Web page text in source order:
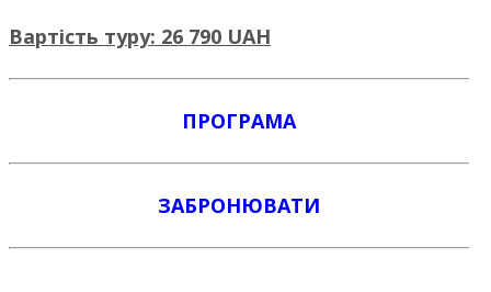
Вартість туру: 26 790 UAH
ПРОГРАМА
ЗАБРОНЮВАТИ